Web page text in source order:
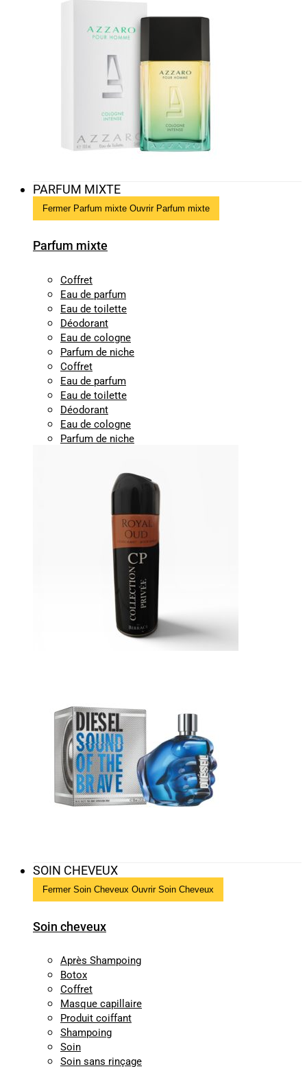
PARFUM MIXTE
Fermer Parfum mixte Ouvrir Parfum mixte
Parfum mixte
Coffret
Eau de parfum
Eau de toilette
Déodorant
Eau de cologne
Parfum de niche
Coffret
Eau de parfum
Eau de toilette
Déodorant
Eau de cologne
Parfum de niche
SOIN CHEVEUX
Fermer Soin Cheveux Ouvrir Soin Cheveux
Soin cheveux
Après Shampoing
Botox
Coffret
Masque capillaire
Produit coiffant
Shampoing
Soin
Soin sans rinçage